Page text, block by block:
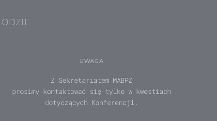
UWAGA
Z Sekretariatem MABPZ
prosimy kontaktować się tylko w kwestiach
dotyczących Konferencji.